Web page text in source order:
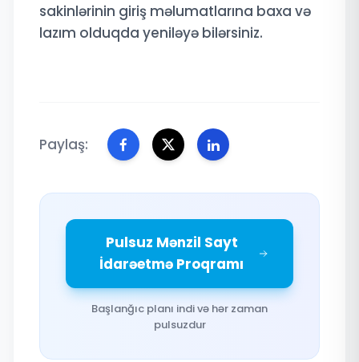
sakinlərinin giriş məlumatlarına baxa və
lazım olduqda yeniləyə bilərsiniz.
Paylaş:
Pulsuz Mənzil Sayt
İdarəetmə Proqramı
Başlanğıc planı indi və hər zaman
pulsuzdur